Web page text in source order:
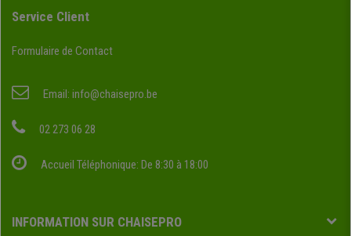
Service Client
Formulaire de Contact
Email: info@chaisepro.be
02 273 06 28
Accueil Téléphonique: De 8:30 à 18:00
INFORMATION SUR CHAISEPRO